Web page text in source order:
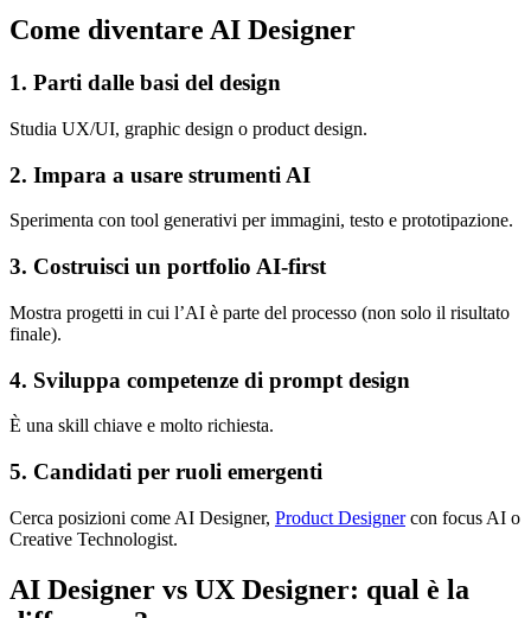
Come diventare AI Designer
1. Parti dalle basi del design
Studia UX/UI, graphic design o product design.
2. Impara a usare strumenti AI
Sperimenta con tool generativi per immagini, testo e prototipazione.
3. Costruisci un portfolio AI-first
Mostra progetti in cui l’AI è parte del processo (non solo il risultato
finale).
4. Sviluppa competenze di prompt design
È una skill chiave e molto richiesta.
5. Candidati per ruoli emergenti
Cerca posizioni come AI Designer, Product Designercon focus AI o
Creative Technologist.
AI Designer vs UX Designer: qual è la